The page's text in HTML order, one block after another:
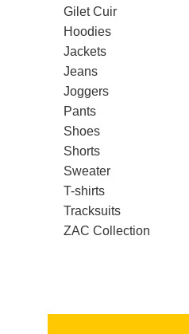
Gilet Cuir
Hoodies
Jackets
Jeans
Joggers
Pants
Shoes
Shorts
Sweater
T-shirts
Tracksuits
ZAC Collection